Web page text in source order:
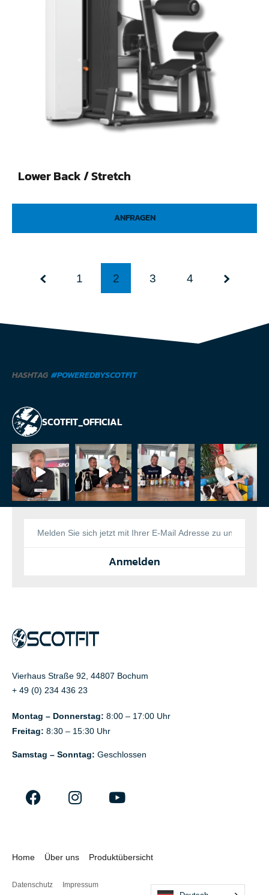
Lower Back / Stretch
ANFRAGEN
1 2 3 4
HASHTAG #POWEREDBYSCOTFIT
SCOTFIT_OFFICIAL
Anmelden
Vierhaus Straße 92, 44807 Bochum
+ 49 (0) 234 436 23
Montag – Donnerstag: 8:00 – 17:00 Uhr
Freitag: 8:30 – 15:30 Uhr
Samstag – Sonntag: Geschlossen
Home Über uns Produktübersicht
Datenschutz Impressum